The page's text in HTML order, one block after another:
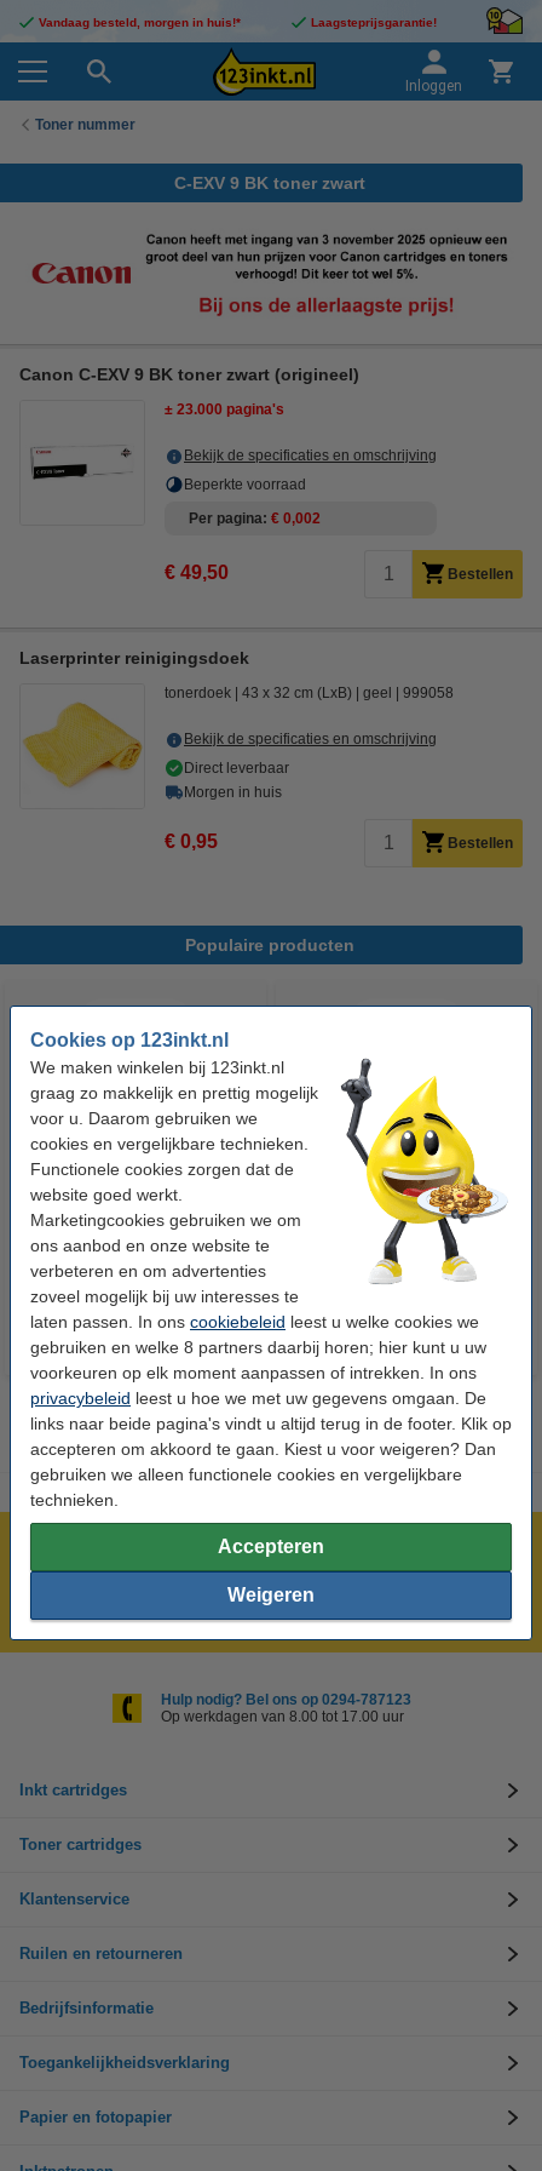
Cookies op 123inkt.nl
We maken winkelen bij 123inkt.nl
graag zo makkelijk en prettig mogelijk
voor u. Daarom gebruiken we
cookies en vergelijkbare technieken.
Functionele cookies zorgen dat de
website goed werkt.
Marketingcookies gebruiken we om
ons aanbod en onze website te
verbeteren en om advertenties
zoveel mogelijk bij uw interesses te
laten passen. In ons cookiebeleid leest u welke cookies we
gebruiken en welke 8 partners daarbij horen; hier kunt u uw
voorkeuren op elk moment aanpassen of intrekken. In ons
privacybeleid leest u hoe we met uw gegevens omgaan. De
links naar beide pagina's vindt u altijd terug in de footer. Klik op
accepteren om akkoord te gaan. Kiest u voor weigeren? Dan
gebruiken we alleen functionele cookies en vergelijkbare
technieken.
Accepteren
Weigeren
Vandaag besteld, morgen in huis!* Laagsteprijsgarantie!
Inloggen
Toner nummer
C-EXV 9 BK toner zwart
Canon C-EXV 9 BK toner zwart (origineel)
± 23.000 pagina's
Bekijk de specificaties en omschrijving
Beperkte voorraad
Per pagina € 0,002
€ 49,50 Bestellen
Laserprinter reinigingsdoek
tonerdoek 43 x 32 cm (LxB) geel 999058
Bekijk de specificaties en omschrijving
Direct leverbaar
Morgen in huis
€ 0,95 Bestellen
Populaire producten
123accu Xtreme Power MN1500
Penlite AA batterij 24 stuks
123inkt kopieerpapier 1 doos
van 2.500 vel A4 - 80 grams
FSC® Mix Credit
€ 33,50 Incl. 21% btw
Meer dan 5 miljoen klanten!
Laagsteprijsgarantie!
Hulp nodig? Bel ons op 0294-787123
Op werkdagen van 8.00 tot 17.00 uur
Inkt cartridges
Toner cartridges
Klantenservice
Ruilen en retourneren
Bedrijfsinformatie
Toegankelijkheidsverklaring
Papier en fotopapier